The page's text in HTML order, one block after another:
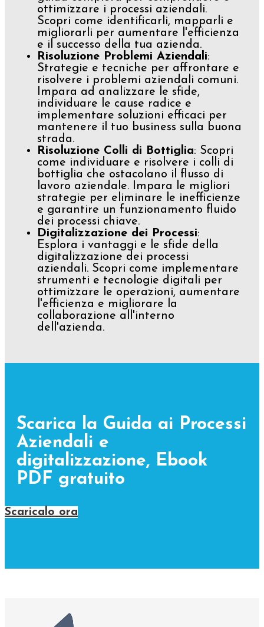
ottimizzare i processi aziendali.
Scopri come identificarli, mapparli e
migliorarli per aumentare l'efficienza
e il successo della tua azienda.
Risoluzione Problemi Aziendali:
Strategie e tecniche per affrontare e
risolvere i problemi aziendali comuni.
Impara ad analizzare le sfide,
individuare le cause radice e
implementare soluzioni efficaci per
mantenere il tuo business sulla buona
strada.
Risoluzione Colli di Bottiglia: Scopri
come individuare e risolvere i colli di
bottiglia che ostacolano il flusso di
lavoro aziendale. Impara le migliori
strategie per eliminare le inefficienze
e garantire un funzionamento fluido
dei processi chiave.
Digitalizzazione dei Processi:
Esplora i vantaggi e le sfide della
digitalizzazione dei processi
aziendali. Scopri come implementare
strumenti e tecnologie digitali per
ottimizzare le operazioni, aumentare
l'efficienza e migliorare la
collaborazione all'interno
dell'azienda.
Scarica la Guida ai Processi
Aziendali e
digitalizzazione, Ebook
PDF gratuito
Scaricalo ora